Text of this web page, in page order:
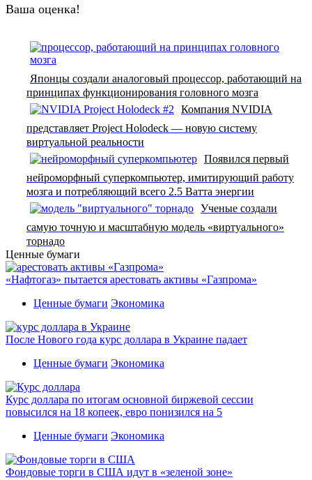
Ваша оценка!
Японцы создали аналоговый процессор, работающий на
принципах функционирования головного мозга
Компания NVIDIA
представляет Project Holodeck — новую систему
виртуальной реальности
Появился первый
нейроморфный суперкомпьютер, имитирующий работу
мозга и потребляющий всего 2.5 Ватта энергии
Ученые создали
самую точную и масштабную модель «виртуального»
торнадо
Ценные бумаги
«Нафтогаз» пытается арестовать активы «Газпрома»
Ценные бумаги Экономика
После Нового года курс доллара в Украине падает
Ценные бумаги Экономика
Курс доллара по итогам основной биржевой сессии
повысился на 18 копеек, евро понизился на 5
Ценные бумаги Экономика
Фондовые торги в США идут в «зеленой зоне»